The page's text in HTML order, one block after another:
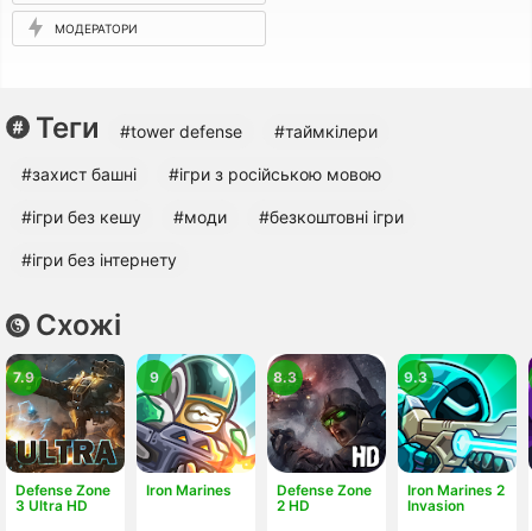
МОДЕРАТОРИ
Теги #tower defense #таймкілери
#захист башні #ігри з російською мовою
#ігри без кешу #моди #безкоштовні ігри
#ігри без інтернету
Схожі
Defense Zone
3 Ultra HD
7.9
Iron Marines
9
Defense Zone
2 HD
8.3
Iron Marines 2
Invasion
9.3